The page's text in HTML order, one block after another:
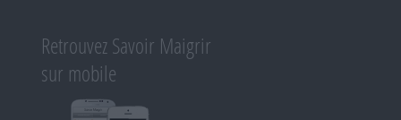
Retrouvez Savoir Maigrir
sur mobile